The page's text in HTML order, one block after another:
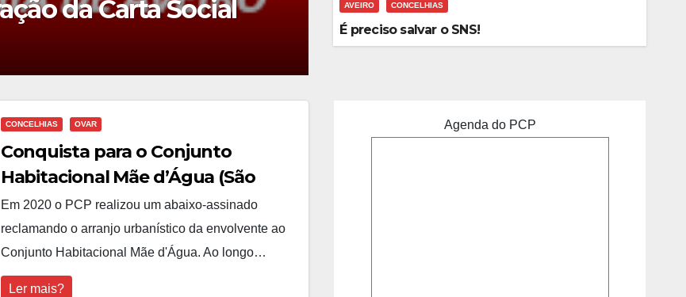
AVEIRO CDU
CDU realiza sessão “Que
AVEIRO CONCELHIAS
É preciso salvar o SNS!
CONCELHIAS OVAR
Conquista para o Conjunto
Habitacional Mãe d’Água (São
João de Ovar)
Em 2020 o PCP realizou um abaixo-assinado
reclamando o arranjo urbanístico da envolvente ao
Conjunto Habitacional Mãe d'Água. Ao longo…
Ler mais?
Agenda do PCP